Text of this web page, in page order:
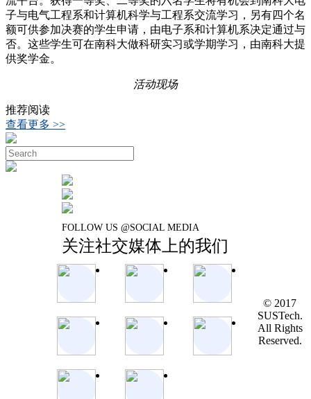
子与电气工程系和计算机科学与工程系交流学习，另有四个名
额可供参加决赛的学生申请，由电子系和计算机系决定通过与
否。这些学生可在南科大做科研实习或学期学习，由南科大提
供奖学金。
活动现场
推荐阅读
查看更多 >>
FOLLOW US @SOCIAL MEDIA
关注社交媒体上的我们
© 2017
SUSTech.
All Rights
Reserved.